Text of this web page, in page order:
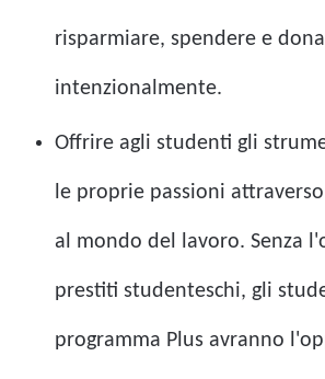
risparmiare, spendere e
intenzionalmente.
Offrire agli studenti gli
le proprie passioni
al mondo del lavoro. Senza
prestiti studenteschi, gli
programma Plus avranno